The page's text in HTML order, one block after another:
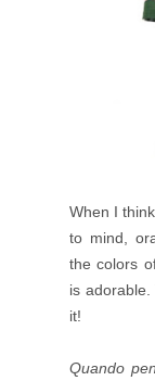
When I
to mind,
the colors
is
it!
Quando